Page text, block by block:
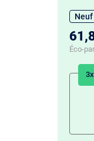
Neuf
Éco-
3x